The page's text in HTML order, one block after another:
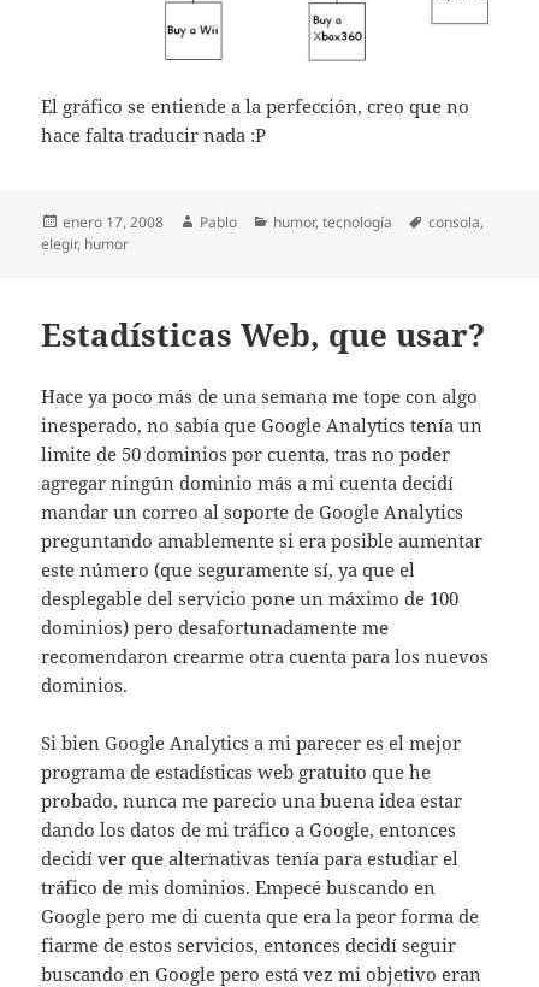
El gráfico se entiende a la perfección, creo que no
hace falta traducir nada :P
Publicado
el
enero 17, 2008 Autor
Pablo Categorías
humor,tecnología Etiquetas
consola,
elegir, humor
Estadísticas Web, que usar?
Hace ya poco más de una semana me tope con algo
inesperado, no sabía que Google Analytics tenía un
limite de 50 dominios por cuenta, tras no poder
agregar ningún dominio más a mi cuenta decidí
mandar un correo al soporte de Google Analytics
preguntando amablemente si era posible aumentar
este número (que seguramente sí, ya que el
desplegable del servicio pone un máximo de 100
dominios) pero desafortunadamente me
recomendaron crearme otra cuenta para los nuevos
dominios.
Si bien Google Analytics a mi parecer es el mejor
programa de estadísticas web gratuito que he
probado, nunca me parecio una buena idea estar
dando los datos de mi tráfico a Google, entonces
decidí ver que alternativas tenía para estudiar el
tráfico de mis dominios. Empecé buscando en
Google pero me di cuenta que era la peor forma de
fiarme de estos servicios, entonces decidí seguir
buscando en Google pero está vez mi objetivo eran